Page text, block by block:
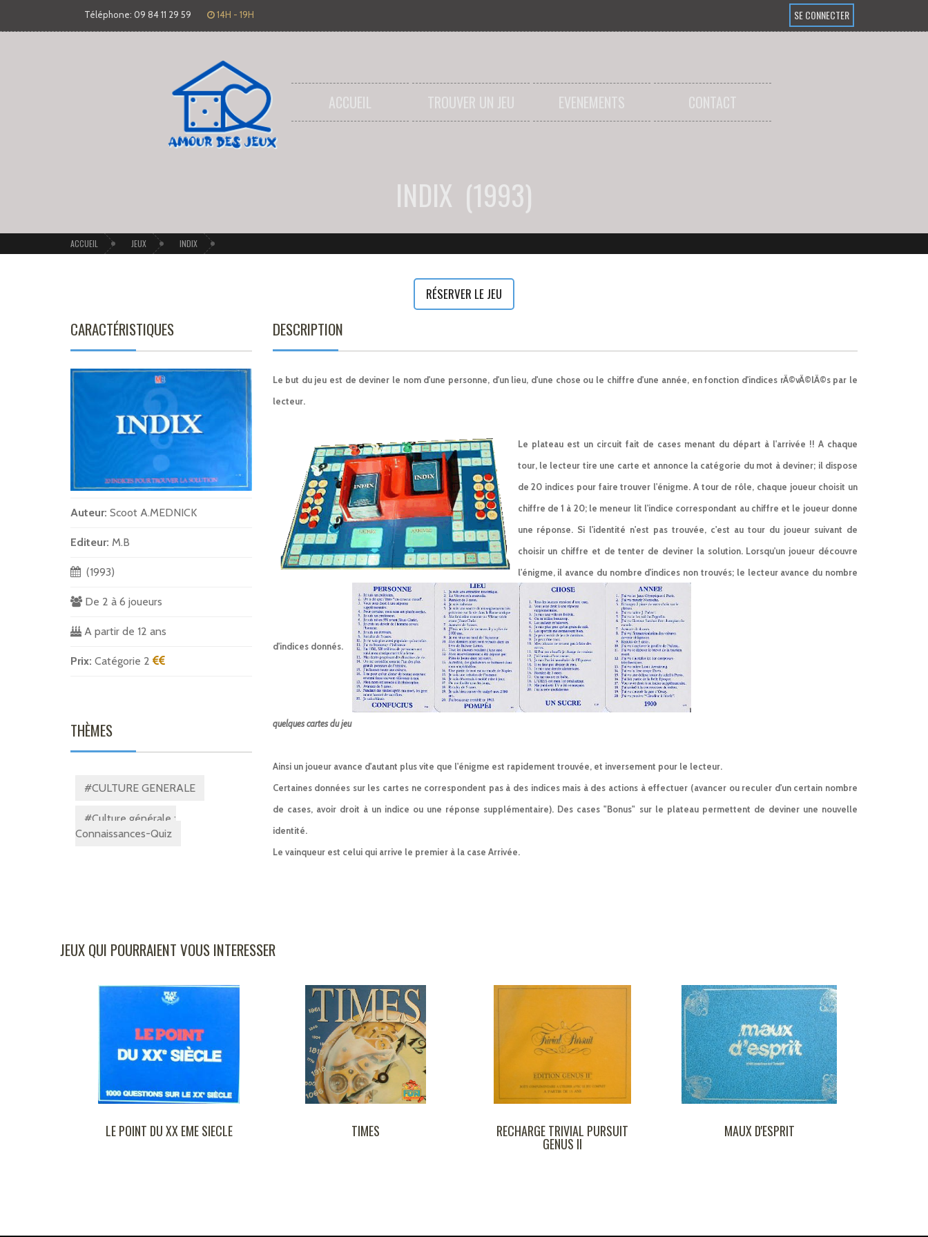
Téléphone: 09 84 11 29 59 14H - 19H SE CONNECTER
ACCUEIL TROUVER UN JEU EVENEMENTS CONTACT
INDIX (1993)
ACCUEIL JEUX INDIX
RÉSERVER LE JEU
CARACTÉRISTIQUES
Auteur: Scoot A.MEDNICK
Editeur: M.B
(1993)
De 2 à 6 joueurs
A partir de 12 ans
Prix: Catégorie 2
THÈMES
#CULTURE GENERALE
#Culture générale :
Connaissances-Quiz
DESCRIPTION
Le but du jeu est de deviner le nom d'une personne, d'un lieu, d'une chose ou le chiffre d'une année, en fonction d'indices rÃ©vÃ©lÃ©s par le
lecteur.
Le plateau est un circuit fait de cases menant du départ à l'arrivée !! A chaque
tour, le lecteur tire une carte et annonce la catégorie du mot à deviner; il dispose
de 20 indices pour faire trouver l'énigme. A tour de rôle, chaque joueur choisit un
chiffre de 1 à 20; le meneur lit l'indice correspondant au chiffre et le joueur donne
une réponse. Si l'identité n'est pas trouvée, c'est au tour du joueur suivant de
choisir un chiffre et de tenter de deviner la solution. Lorsqu'un joueur découvre
l'énigme, il avance du nombre d'indices non trouvés; le lecteur avance du nombre
d'indices donnés.
quelques cartes du jeu
Ainsi un joueur avance d'autant plus vite que l'énigme est rapidement trouvée, et inversement pour le lecteur.
Certaines données sur les cartes ne correspondent pas à des indices mais à des actions à effectuer (avancer ou reculer d'un certain nombre
de cases, avoir droit à un indice ou une réponse supplémentaire). Des cases "Bonus" sur le plateau permettent de deviner une nouvelle
identité.
Le vainqueur est celui qui arrive le premier à la case Arrivée.
JEUX QUI POURRAIENT VOUS INTERESSER
LE POINT DU XX EME SIECLE RECHARGE TRIVIAL PURSUIT